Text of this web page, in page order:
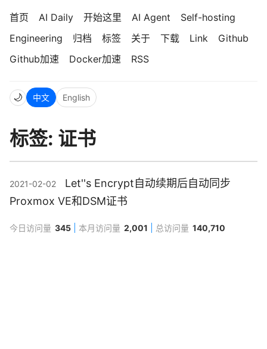
首页 AI Daily 开始这里 AI Agent
Self-hosting
Engineering
归档 标签 关于 下载 Link
Github
Github加速
Docker加速 RSS
🌙 中文 English
标签: 证书
2021-02-02
Let''s Encrypt自动续期后自动同步
Proxmox VE和DSM证书
今日访问量 345 本月访问量 2,001 总访问量 140,710